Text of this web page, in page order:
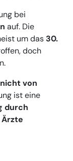
bei
auf. Die
um das 30.
doch
von
ist eine
durch